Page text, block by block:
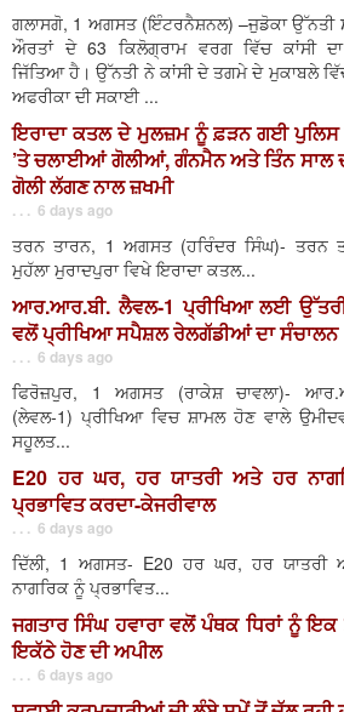
ਗਲਾਸਗੋ, 1 ਅਗਸਤ (ਇੰਟਰਨੈਸ਼ਨਲ) –ਜੁਡੋਕਾ ਉੱਨਤੀ
ਔਰਤਾਂ ਦੇ 63 ਕਿਲੋਗ੍ਰਾਮ ਵਰਗ ਵਿੱਚ ਕਾਂਸੀ
ਜਿੱਤਿਆ ਹੈ। ਉੱਨਤੀ ਨੇ ਕਾਂਸੀ ਦੇ ਤਗਮੇ ਦੇ ਮੁਕਾਬਲੇ
ਅਫਰੀਕਾ ਦੀ ਸਕਾਈ ...
ਇਰਾਦਾ ਕਤਲ ਦੇ ਮੁਲਜ਼ਮ ਨੂੰ ਫ਼ੜਨ ਗਈ ਪੁਲਿਸ
’ਤੇ ਚਲਾਈਆਂ ਗੋਲੀਆਂ, ਗੰਨਮੈਨ ਅਤੇ ਤਿੰਨ ਸਾਲ
ਗੋਲੀ ਲੱਗਣ ਨਾਲ ਜ਼ਖਮੀ
. . . 6 days ago
ਤਰਨ ਤਾਰਨ, 1 ਅਗਸਤ (ਹਰਿੰਦਰ ਸਿੰਘ)- ਤਰਨ
ਮੁਹੱਲਾ ਮੁਰਾਦਪੁਰਾ ਵਿਖੇ ਇਰਾਦਾ ਕਤਲ...
ਆਰ.ਆਰ.ਬੀ. ਲੈਵਲ-1 ਪ੍ਰੀਖਿਆ ਲਈ
ਵਲੋਂ ਪ੍ਰੀਖਿਆ ਸਪੈਸ਼ਲ ਰੇਲਗੱਡੀਆਂ ਦਾ ਸੰਚਾਲਨ
. . . 6 days ago
ਫਿਰੋਜ਼ਪੁਰ, 1 ਅਗਸਤ (ਰਾਕੇਸ਼ ਚਾਵਲਾ)-
(ਲੇਵਲ-1) ਪ੍ਰੀਖਿਆ ਵਿਚ ਸ਼ਾਮਲ ਹੋਣ ਵਾਲੇ
ਸਹੂਲਤ...
E20 ਹਰ ਘਰ, ਹਰ ਯਾਤਰੀ ਅਤੇ ਹਰ
ਪ੍ਰਭਾਵਿਤ ਕਰਦਾ-ਕੇਜਰੀਵਾਲ
. . . 6 days ago
ਦਿੱਲੀ, 1 ਅਗਸਤ- E20 ਹਰ ਘਰ, ਹਰ ਯਾਤਰੀ
ਨਾਗਰਿਕ ਨੂੰ ਪ੍ਰਭਾਵਿਤ...
ਜਗਤਾਰ ਸਿੰਘ ਹਵਾਰਾ ਵਲੋਂ ਪੰਥਕ ਧਿਰਾਂ ਨੂੰ
ਇਕੱਠੇ ਹੋਣ ਦੀ ਅਪੀਲ
. . . 6 days ago